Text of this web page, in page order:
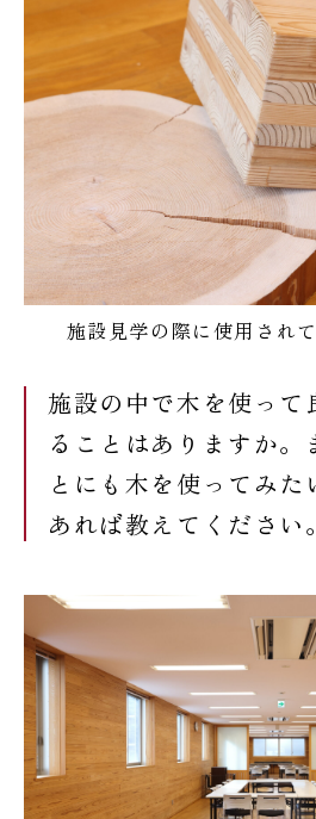
施設見学の際に使用され
施設の中で木を使って
ることはありますか。
とにも木を使ってみ
あれば教えてください。